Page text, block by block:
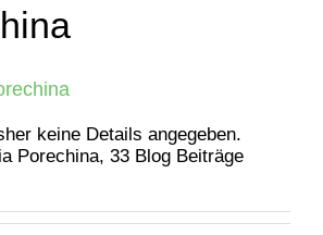
keine Details angegeben.
Porechina, 33 Blog Beiträge